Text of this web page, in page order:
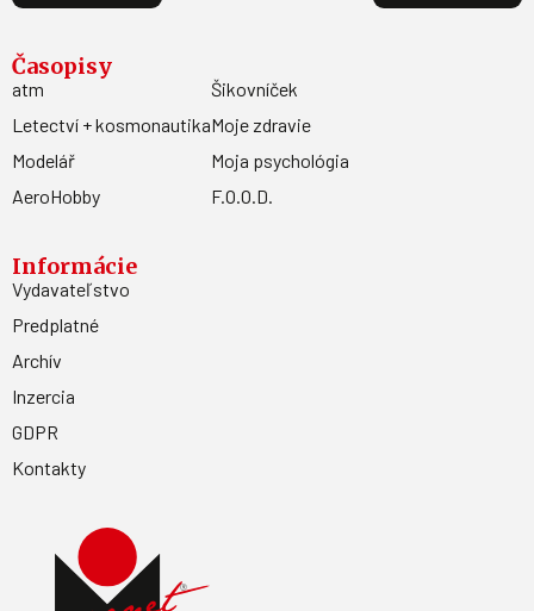
Časopisy
atm
Letectví + kosmonautika
Modelář
AeroHobby
Šikovníček
Moje zdravie
Moja psychológia
F.O.O.D.
Informácie
Vydavateľstvo
Predplatné
Archív
Inzercia
GDPR
Kontakty